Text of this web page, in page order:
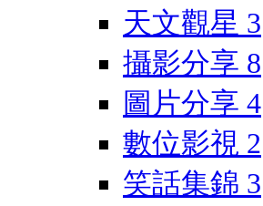
天文觀星 3
攝影分享 8
圖片分享 4
數位影視 2
笑話集錦 3